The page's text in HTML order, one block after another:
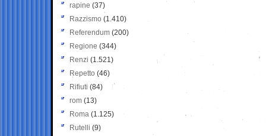
rapine (37)
Razzismo (1.410)
Referendum (200)
Regione (344)
Renzi (1.521)
Repetto (46)
Rifiuti (84)
rom (13)
Roma (1.125)
Rutelli (9)